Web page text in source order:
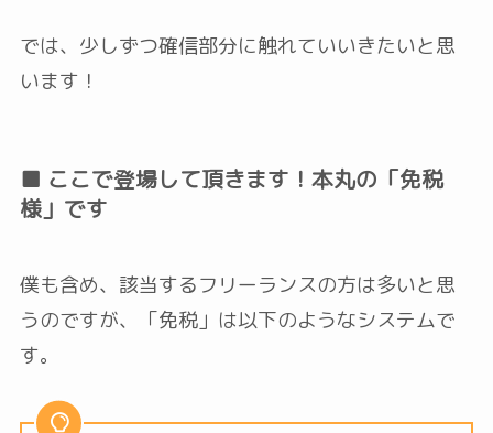
では、少しずつ確信部分に触れていいきたいと思
います！
■ ここで登場して頂きます！本丸の「免税
様」です
僕も含め、該当するフリーランスの方は多いと思
うのですが、「免税」は以下のようなシステムで
す。